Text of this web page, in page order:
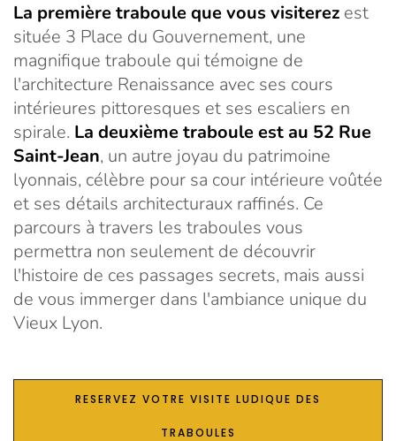
La première traboule que vous visiterez est
située 3 Place du Gouvernement, une
magnifique traboule qui témoigne de
l'architecture Renaissance avec ses cours
intérieures pittoresques et ses escaliers en
spirale. La deuxième traboule est au 52 Rue
Saint-Jean, un autre joyau du patrimoine
lyonnais, célèbre pour sa cour intérieure voûtée
et ses détails architecturaux raffinés. Ce
parcours à travers les traboules vous
permettra non seulement de découvrir
l'histoire de ces passages secrets, mais aussi
de vous immerger dans l'ambiance unique du
Vieux Lyon.
RESERVEZ VOTRE VISITE LUDIQUE DES
TRABOULES